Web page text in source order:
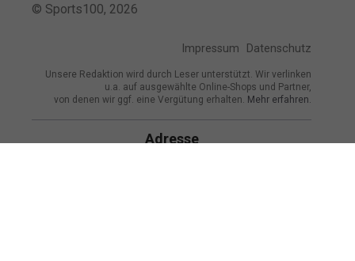
© Sports100, 2026
Impressum Datenschutz
Unsere Redaktion wird durch Leser unterstützt. Wir verlinken
u.a. auf ausgewählte Online-Shops und Partner,
von denen wir ggf. eine Vergütung erhalten. Mehr erfahren.
Adresse